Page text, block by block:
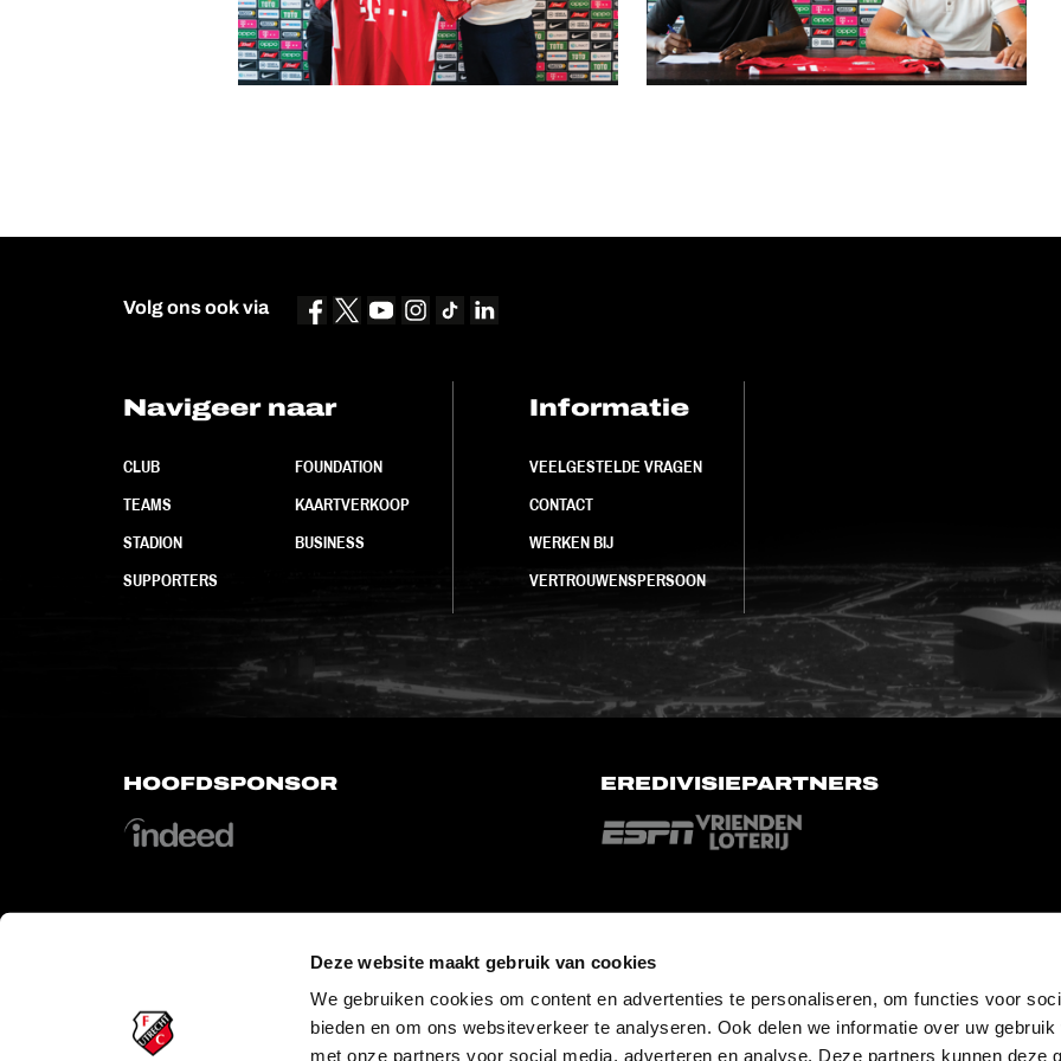
Deze website maakt gebruik van cookies
We gebruiken cookies om content en advertenties te personaliseren, om functies voor
bieden en om ons websiteverkeer te analyseren. Ook delen we informatie over uw
met onze partners voor social media, adverteren en analyse. Deze partners kunnen deze
Volg ons ook via
Navigeer naar
CLUB
TEAMS
STADION
SUPPORTERS
FOUNDATION
KAARTVERKOOP
BUSINESS
Informatie
VEELGESTELDE VRAGEN
CONTACT
WERKEN BIJ
VERTROUWENSPERSOON
HOOFDSPONSOR EREDIVISIEPARTNERS
OFFICIAL PARTNERS